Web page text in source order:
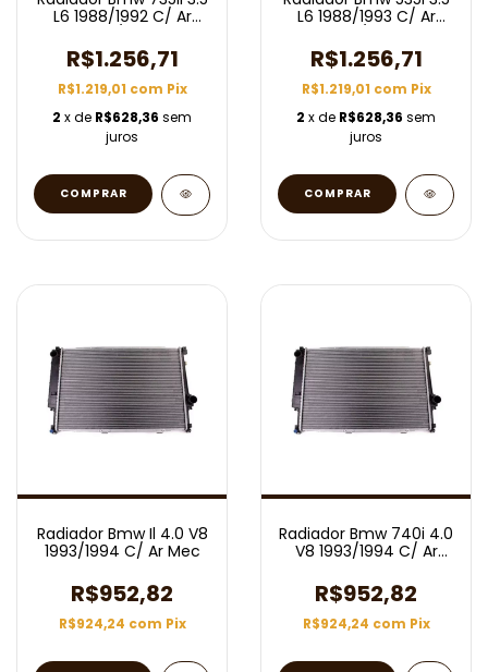
L6 1988/1992 C/ Ar
R$1.256,71
R$1.219,01 com Pix
2 x de R$628,36 sem
juros
L6 1988/1993 C/ Ar
R$1.256,71
R$1.219,01 com Pix
2 x de R$628,36 sem
juros
Radiador Bmw Il 4.0 V8
1993/1994 C/ Ar Mec
R$952,82
R$924,24 com Pix
Radiador Bmw 740i 4.0
V8 1993/1994 C/ Ar
R$952,82
R$924,24 com Pix